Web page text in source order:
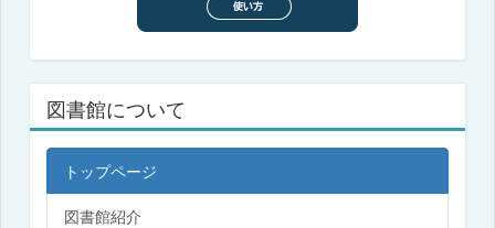
図書館について
トップページ
図書館紹介